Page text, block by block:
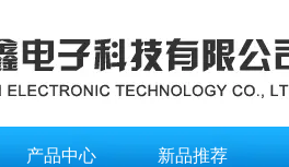
产品中心 新品推荐